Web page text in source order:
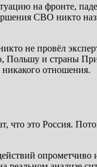
на фронте,
СВО никто
не провёл
Польшу и страны
отношения.
что это Россия.